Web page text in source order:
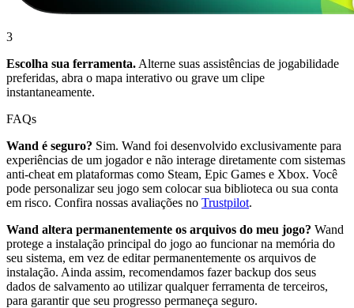
3
Escolha sua ferramenta. Alterne suas assistências de jogabilidade
preferidas, abra o mapa interativo ou grave um clipe
instantaneamente.
FAQs
Wand é seguro? Sim. Wand foi desenvolvido exclusivamente para
experiências de um jogador e não interage diretamente com sistemas
anti-cheat em plataformas como Steam, Epic Games e Xbox. Você
pode personalizar seu jogo sem colocar sua biblioteca ou sua conta
em risco. Confira nossas avaliações no Trustpilot.
Wand altera permanentemente os arquivos do meu jogo? Wand
protege a instalação principal do jogo ao funcionar na memória do
seu sistema, em vez de editar permanentemente os arquivos de
instalação. Ainda assim, recomendamos fazer backup dos seus
dados de salvamento ao utilizar qualquer ferramenta de terceiros,
para garantir que seu progresso permaneça seguro.